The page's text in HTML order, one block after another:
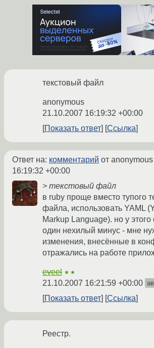
текстовый файл
anonymous
21.10.2007 16:19:32 +00:00
Показать ответ
Ссылка
Ответ на: комментарий от anonymous
16:19:32 +00:00
> текстовый файл
в ruby проще вместо тупого
файла, использовать YAML
Markup Language). но у этого
один нехилый минус - мне
изменения, внесённые в
отражались на работе
eveel ★★
21.10.2007 16:21:59 +00:00
Показать ответ Ссылка
Реестр.